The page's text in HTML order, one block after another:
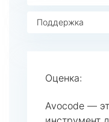
Поддержка
Оценка:
Avocode —